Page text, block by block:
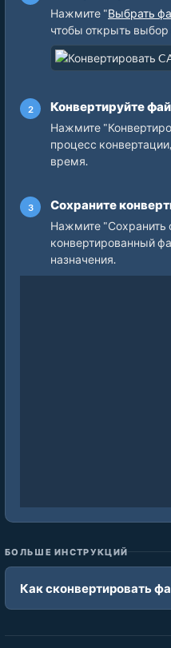
Нажмите "Выбрать
чтобы открыть выбор
Конвертируйте
Нажмите
процесс
время.
Сохраните
Нажмите "Сохранить
конвертированный
назначения.
БОЛЬШЕ ИНСТРУКЦИЙ
Как сконвертировать